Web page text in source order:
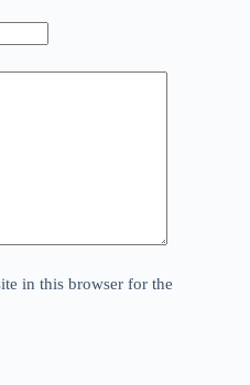
in this browser for the